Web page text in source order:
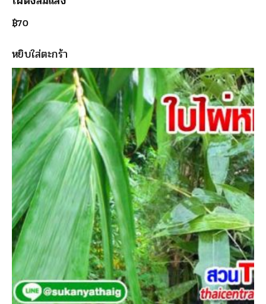
฿70
หยิบใส่ตะกร้า